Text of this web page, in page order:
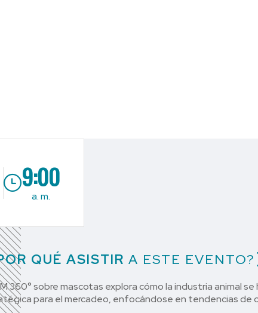
9:00
a. m.
QUÉ ASISTIR A ESTE EVENTO?
360° sobre mascotas explora cómo la industria animal
para el mercadeo, enfocándose en tendencias de